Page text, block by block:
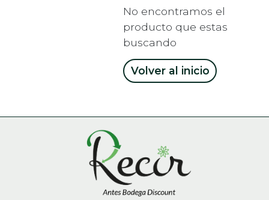
No encontramos el
producto que estas
buscando
Volver al inicio